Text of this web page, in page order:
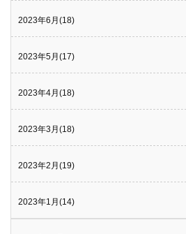
2023年6月(18)
2023年5月(17)
2023年4月(18)
2023年3月(18)
2023年2月(19)
2023年1月(14)